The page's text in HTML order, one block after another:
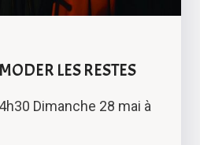
LES RESTES
Dimanche 28 mai à